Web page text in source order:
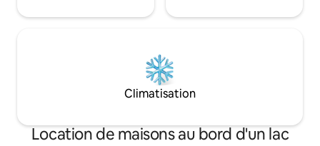
Climatisation
Location de maisons au bord d'un lac